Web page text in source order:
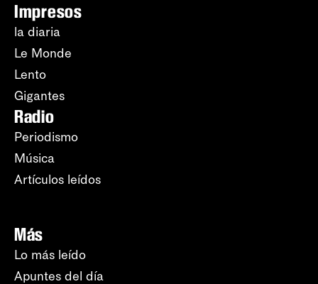
Impresos
la diaria
Le Monde
Lento
Gigantes
Radio
Periodismo
Música
Artículos leídos
Más
Lo más leído
Apuntes del día